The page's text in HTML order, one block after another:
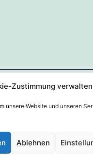
Zustimmung verwalten
unsere Website und unseren
Ablehnen
von